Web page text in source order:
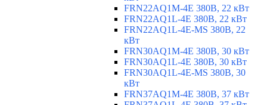
FRN22AQ1M-4E 380В, 22 кВт
FRN22AQ1L-4E 380В, 22 кВт
FRN22AQ1L-4E-MS 380В, 22
кВт
FRN30AQ1M-4E 380В, 30 кВт
FRN30AQ1L-4E 380В, 30 кВт
FRN30AQ1L-4E-MS 380В, 30
кВт
FRN37AQ1M-4E 380В, 37 кВт